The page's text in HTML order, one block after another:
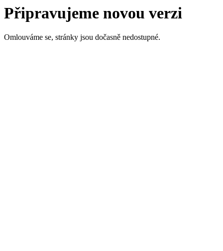
Připravujeme novou verzi
Omlouváme se, stránky jsou dočasně nedostupné.